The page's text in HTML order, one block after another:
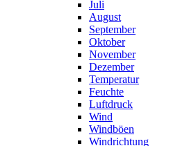
Juli
August
September
Oktober
November
Dezember
Temperatur
Feuchte
Luftdruck
Wind
Windböen
Windrichtung